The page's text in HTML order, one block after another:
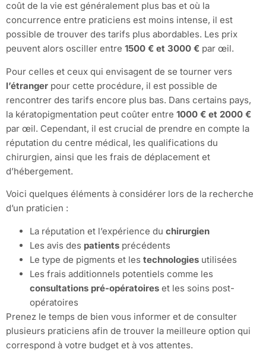
coût de la vie est généralement plus bas et où la
concurrence entre praticiens est moins intense, il est
possible de trouver des tarifs plus abordables. Les prix
peuvent alors osciller entre 1500 € et 3000 € par œil.
Pour celles et ceux qui envisagent de se tourner vers
l’étranger pour cette procédure, il est possible de
rencontrer des tarifs encore plus bas. Dans certains pays,
la kératopigmentation peut coûter entre 1000 € et 2000 €
par œil. Cependant, il est crucial de prendre en compte la
réputation du centre médical, les qualifications du
chirurgien, ainsi que les frais de déplacement et
d’hébergement.
Voici quelques éléments à considérer lors de la recherche
d’un praticien :
La réputation et l’expérience du chirurgien
Les avis des patients précédents
Le type de pigments et les technologies utilisées
Les frais additionnels potentiels comme les
consultations pré-opératoires et les soins post-
opératoires
Prenez le temps de bien vous informer et de consulter
plusieurs praticiens afin de trouver la meilleure option qui
correspond à votre budget et à vos attentes.